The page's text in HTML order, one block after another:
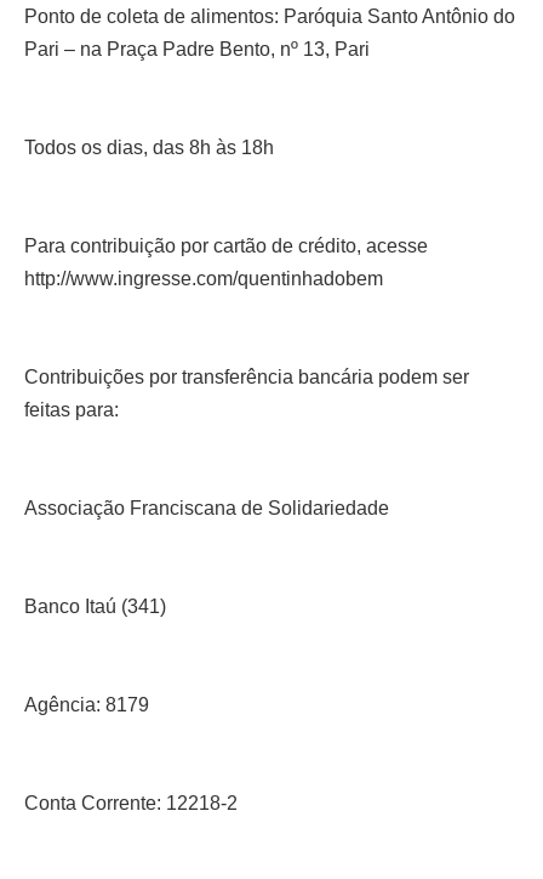
Ponto de coleta de alimentos: Paróquia Santo Antônio do
Pari – na Praça Padre Bento, nº 13, Pari
Todos os dias, das 8h às 18h
Para contribuição por cartão de crédito, acesse
http://www.ingresse.com/quentinhadobem
Contribuições por transferência bancária podem ser
feitas para:
Associação Franciscana de Solidariedade
Banco Itaú (341)
Agência: 8179
Conta Corrente: 12218-2